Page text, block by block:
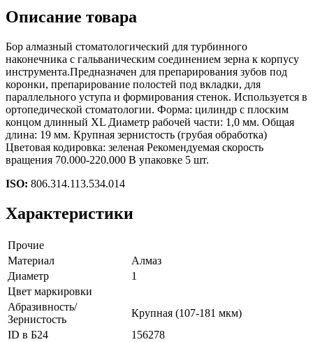
Описание товара
Бор алмазный стоматологический для турбинного
наконечника с гальваническим соединением зерна к корпусу
инструмента.Предназначен для препарирования зубов под
коронки, препарирование полостей под вкладки, для
параллельного уступа и формирования стенок. Используется в
ортопедической стоматологии. Форма: цилиндр с плоским
концом длинный XL Диаметр рабочей части: 1,0 мм. Общая
длина: 19 мм. Крупная зернистость (грубая обработка)
Цветовая кодировка: зеленая Рекомендуемая скорость
вращения 70.000-220.000 В упаковке 5 шт.
ISO: 806.314.113.534.014
Характеристики
Прочие
Материал
Алмаз
Диаметр
1
Цвет маркировки
Абразивность/
Зернистость
Крупная (107-181 мкм)
ID в Б24
156278